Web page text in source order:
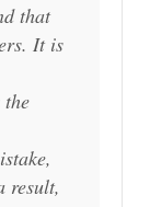
that
It is
the
result,